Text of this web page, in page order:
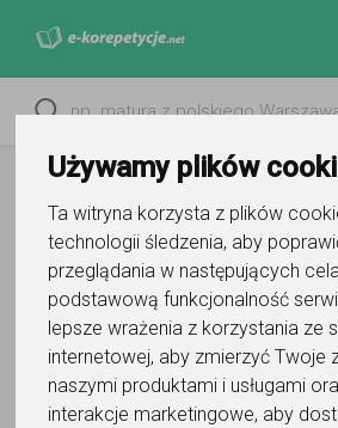
Używamy plików
Ta witryna korzysta z plików
technologii śledzenia, aby
przeglądania w następujących
podstawową funkcjonalność
lepsze wrażenia z korzystania ze
internetowej, aby zmierzyć Twoje
naszymi produktami i usługami
interakcje marketingowe, aby
Filtry